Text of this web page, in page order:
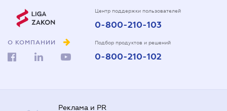
О КОМПАНИИ
Центр поддержки пользователей
0-800-210-103
Подбор продуктов и решений
0-800-210-102
Реклама и PR